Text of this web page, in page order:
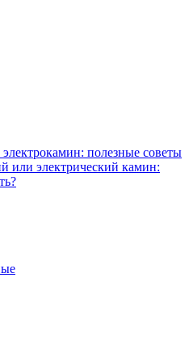
полезные советы
или электрический камин: